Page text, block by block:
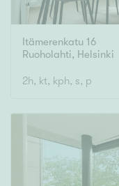
Arvokohteet
Vain arvokohteet
Tyydyttävä
Välttävä
Itämerenkatu 16
Ruoholahti, Helsinki
2h, kt, kph, s, p